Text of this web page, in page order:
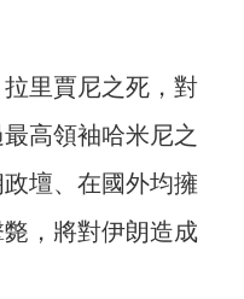
里賈尼之死，對
高領袖哈米尼之
壇、在國外均擁
，將對伊朗造成